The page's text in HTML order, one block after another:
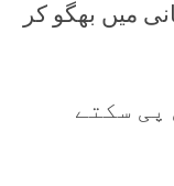
میں بھگو کر
پی سکتے